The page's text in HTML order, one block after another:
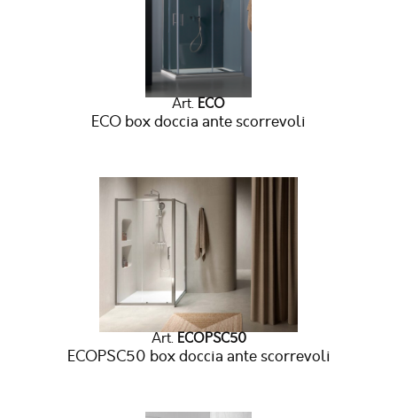
Art.ECO
ECO box doccia ante scorrevoli
Art.ECOPSC50
ECOPSC50 box doccia ante scorrevoli